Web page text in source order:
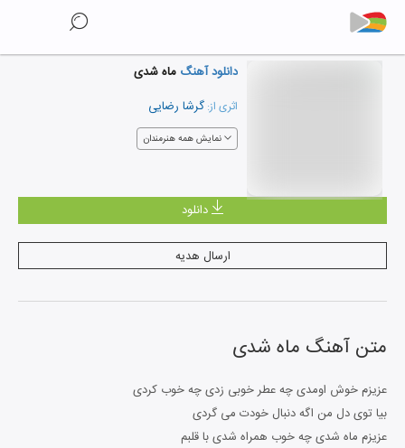
دانلود آهنگ ماه شدی
اثری از: گرشا رضایی
نمایش همه هنرمندان
دانلود
ارسال هدیه
متن آهنگ ماه شدی
عزیزم خوش اومدی چه عطر خوبی زدی چه خوب کردی
بیا توی دل من اگه دنبال خودت می گردی
عزیزم ماه شدی چه خوب همراه شدی با قلبم